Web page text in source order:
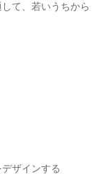
て、若いうちから
ザインする